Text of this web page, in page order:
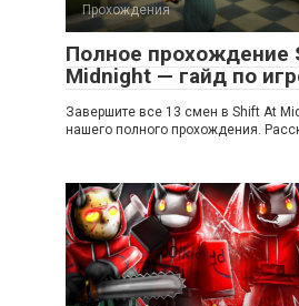
Прохождения
Полное прохождение
Midnight — гайд по
Завершите все 13 смен в Shift At
нашего полного прохождения.